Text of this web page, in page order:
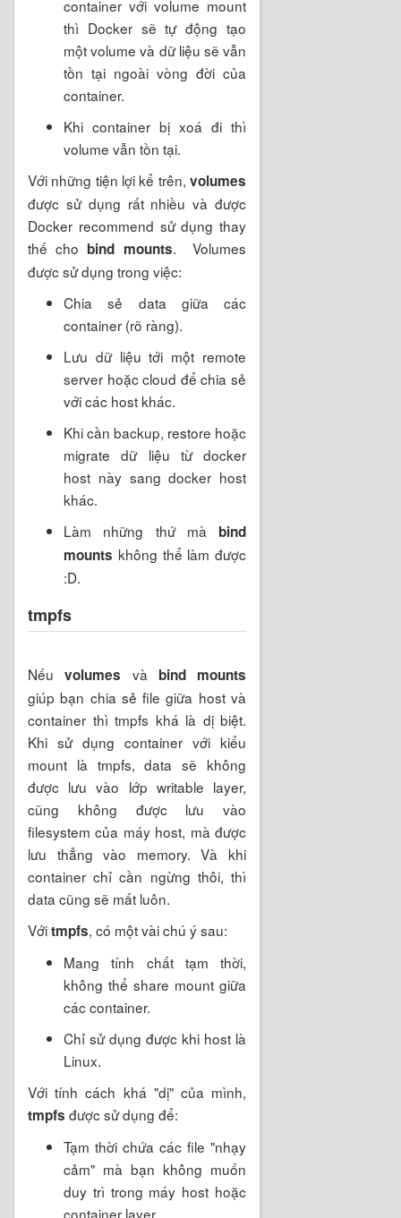
container với volume mount
thì Docker sẽ tự động tạo
một volume và dữ liệu sẽ vẫn
tồn tại ngoài vòng đời của
container.
Khi container bị xoá đi thì
volume vẫn tồn tại.
Với những tiện lợi kể trên, volumes
được sử dụng rất nhiều và được
Docker recommend sử dụng thay
thế cho bind mounts. Volumes
được sử dụng trong việc:
Chia sẻ data giữa các
container (rõ ràng).
Lưu dữ liệu tới một remote
server hoặc cloud để chia sẻ
với các host khác.
Khi cần backup, restore hoặc
migrate dữ liệu từ docker
host này sang docker host
khác.
Làm những thứ mà bind
mounts không thể làm được
:D.
tmpfs
Nếuvolumes và bind mounts
giúp bạn chia sẻ file giữa host và
container thì tmpfs khá là dị biệt.
Khi sử dụng container với kiểu
mount là tmpfs, data sẽ không
được lưu vào lớp writable layer,
cũng không được lưu vào
filesystem của máy host, mà được
lưu thẳng vào memory. Và khi
container chỉ cần ngừng thôi, thì
data cũng sẽ mất luôn.
Vớitmpfs, có một vài chú ý sau:
Mang tính chất tạm thời,
không thể share mount giữa
các container.
Chỉ sử dụng được khi host là
Linux.
Với tính cách khá "dị" của mình,
tmpfs được sử dụng để:
Tạm thời chứa các file "nhạy
cảm" mà bạn không muốn
duy trì trong máy host hoặc
container layer.